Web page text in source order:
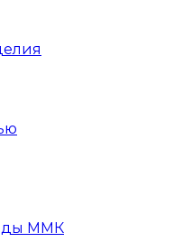
ММК